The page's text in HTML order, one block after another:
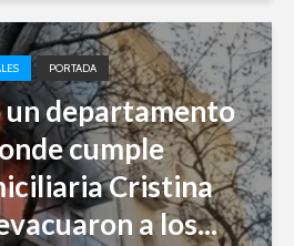
PORTADA
un departamento
cumple
Cristina
a los...